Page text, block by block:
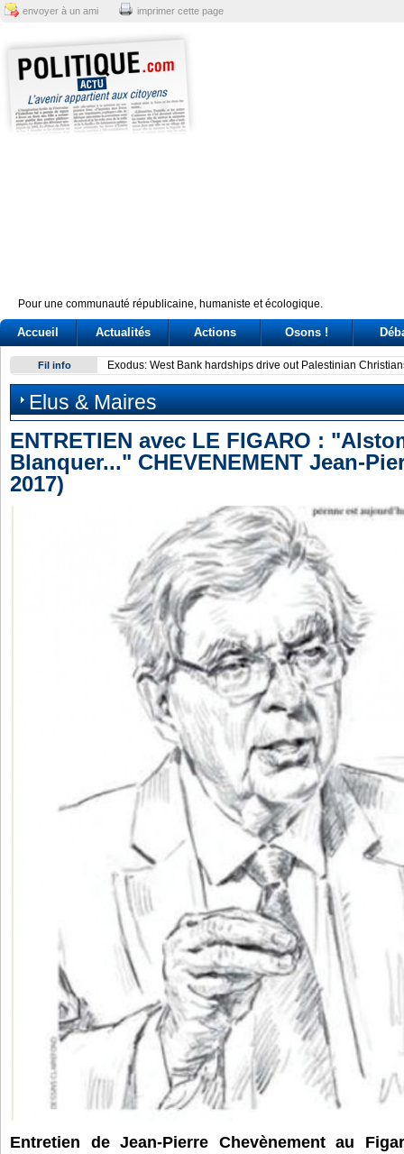
envoyer à un ami imprimer cette page
Pour une communauté républicaine, humaniste et écologique.
Accueil Actualités Actions Osons !
Fil info Exodus: West Bank hardships drive out Palestinian
Elus & Maires
ENTRETIEN avec LE FIGARO :
Blanquer..." CHEVENEMENT Jean-
2017)
Entretien de Jean-Pierre Chevènement au